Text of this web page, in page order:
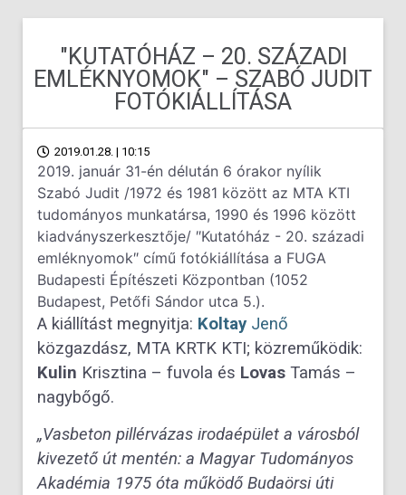
″KUTATÓHÁZ – 20. SZÁZADI
EMLÉKNYOMOK″ – SZABÓ JUDIT
FOTÓKIÁLLÍTÁSA
2019.01.28. | 10:15
2019. január 31-én délután 6 órakor nyílik
Szabó Judit /1972 és 1981 között az MTA KTI
tudományos munkatársa, 1990 és 1996 között
kiadványszerkesztője/ ″Kutatóház - 20. századi
emléknyomok″ című fotókiállítása a FUGA
Budapesti Építészeti Központban (1052
Budapest, Petőfi Sándor utca 5.).
A kiállítást megnyitja: Koltay Jenő
közgazdász, MTA KRTK KTI; közreműködik:
Kulin Krisztina – fuvola és Lovas Tamás –
nagybőgő.
„Vasbeton pillérvázas irodaépület a városból
kivezető út mentén: a Magyar Tudományos
Akadémia 1975 óta működő Budaörsi úti